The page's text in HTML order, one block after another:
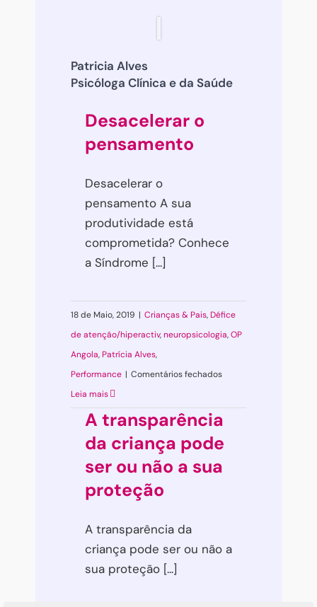
Patricia Alves
Psicóloga Clínica e da Saúde
Desacelerar o
pensamento
Desacelerar o
pensamento A sua
produtividade está
comprometida? Conhece
a Síndrome [...]
18 de Maio, 2019 | Crianças & Pais, Défice
de atenção/hiperactiv,neuropsicologia,OP
Angola, Patrícia Alves,
Performance | Comentários fechadosem
Leia mais
A transparência
da criança pode
ser ou não a sua
proteção
A transparência da
criança pode ser ou não a
sua proteção [...]